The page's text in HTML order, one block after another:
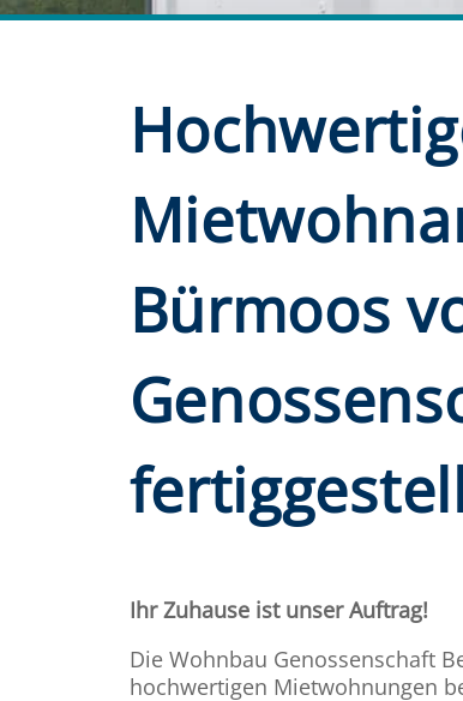
Bürmoos
Ihr Zuhause ist unser Auftrag!
Die Wohnbau Genossenschaft
hochwertigen Mietwohnungen